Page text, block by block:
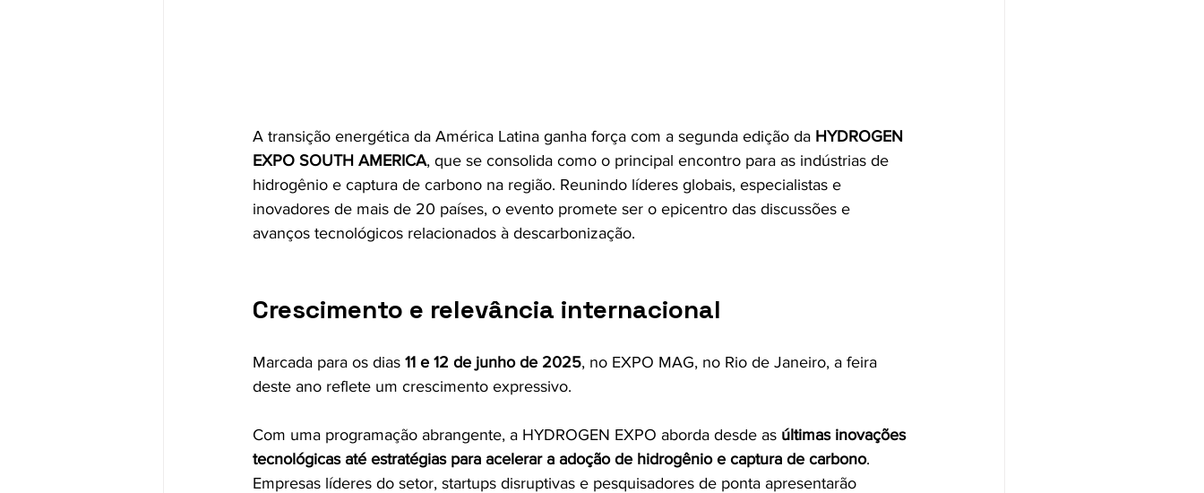
A transição energética da América Latina ganha força com a segunda edição da HYDROGEN
EXPO SOUTH AMERICA, que se consolida como o principal encontro para as indústrias de
hidrogênio e captura de carbono na região. Reunindo líderes globais, especialistas e
inovadores de mais de 20 países, o evento promete ser o epicentro das discussões e
avanços tecnológicos relacionados à descarbonização.
Crescimento e relevância internacional
Marcada para os dias 11 e 12 de junho de 2025, no EXPO MAG, no Rio de Janeiro, a feira
deste ano reflete um crescimento expressivo.
Com uma programação abrangente, a HYDROGEN EXPO aborda desde as últimas inovações
tecnológicas até estratégias para acelerar a adoção de hidrogênio e captura de carbono.
Empresas líderes do setor, startups disruptivas e pesquisadores de ponta apresentarão